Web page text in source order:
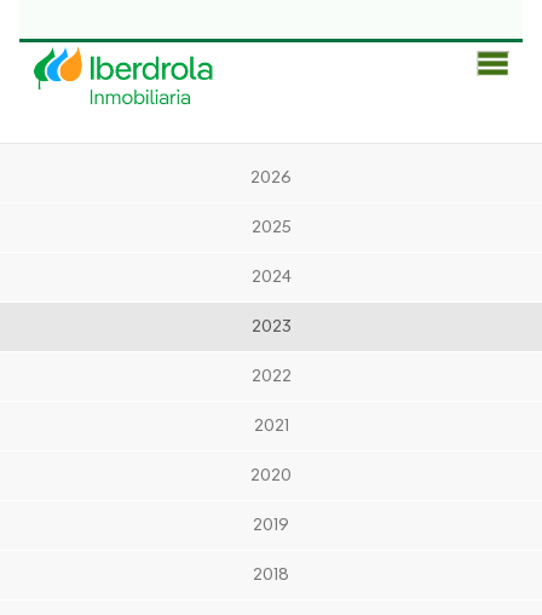
2026
2025
2024
2023
2022
2021
2020
2019
2018